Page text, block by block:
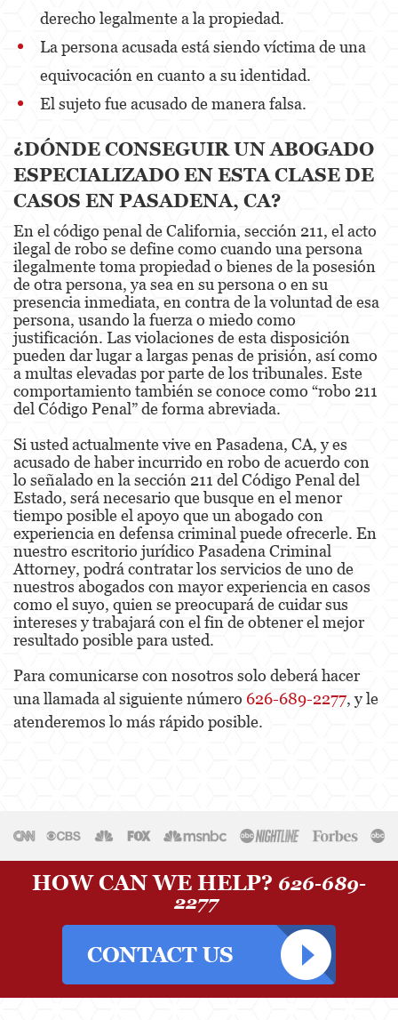
Blog
derecho legalmente a la propiedad.
La persona acusada está siendo víctima de una
equivocación en cuanto a su identidad.
El sujeto fue acusado de manera falsa.
¿DÓNDE CONSEGUIR UN ABOGADO
ESPECIALIZADO EN ESTA CLASE DE
CASOS EN PASADENA, CA?
En el código penal de California, sección 211, el acto
ilegal de robo se define como cuando una persona
ilegalmente toma propiedad o bienes de la posesión
de otra persona, ya sea en su persona o en su
presencia inmediata, en contra de la voluntad de esa
persona, usando la fuerza o miedo como
justificación. Las violaciones de esta disposición
pueden dar lugar a largas penas de prisión, así como
a multas elevadas por parte de los tribunales. Este
comportamiento también se conoce como “robo 211
del Código Penal” de forma abreviada.
Si usted actualmente vive en Pasadena, CA, y es
acusado de haber incurrido en robo de acuerdo con
lo señalado en la sección 211 del Código Penal del
Estado, será necesario que busque en el menor
tiempo posible el apoyo que un abogado con
experiencia en defensa criminal puede ofrecerle. En
nuestro escritorio jurídico Pasadena Criminal
Attorney, podrá contratar los servicios de uno de
nuestros abogados con mayor experiencia en casos
como el suyo, quien se preocupará de cuidar sus
intereses y trabajará con el fin de obtener el mejor
resultado posible para usted.
Para comunicarse con nosotros solo deberá hacer
una llamada al siguiente número 626-689-2277, y le
atenderemos lo más rápido posible.
HOW CAN WE HELP? 626-689-
2277